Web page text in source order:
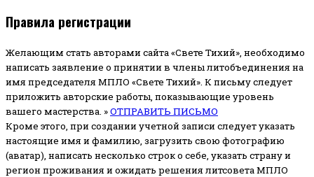
Правила регистрации
Желающим стать авторами сайта «Свете Тихий», необходимо
написать заявление о принятии в члены литобъединения на
имя председателя МПЛО «Свете Тихий». К письму следует
приложить авторские работы, показывающие уровень
вашего мастерства. »ОТПРАВИТЬ ПИСЬМО
Кроме этого, при создании учетной записи следует указать
настоящие имя и фамилию, загрузить свою фотографию
(аватар), написать несколько строк о себе, указать страну и
регион проживания и ожидать решения литсовета МПЛО